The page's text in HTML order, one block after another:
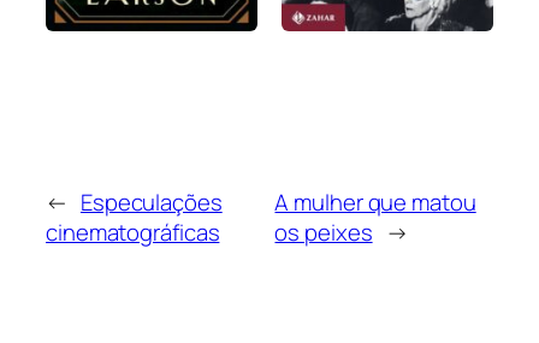
← Especulações
cinematográficas
A mulher que matou
os peixes →